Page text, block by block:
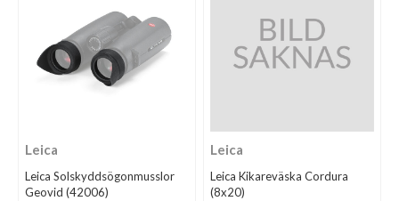
Leica
Leica Solskyddsögonmusslor
Geovid (42006)
Leica
Leica Kikareväska Cordura
(8x20)